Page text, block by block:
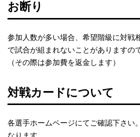
お断り
参加人数が多い場合、希望階級に対戦
で試合が組まれないことがありますの
（その際は参加費を返金します）​
対戦カードについて
各選手ホームページにてご確認下さい
なります。